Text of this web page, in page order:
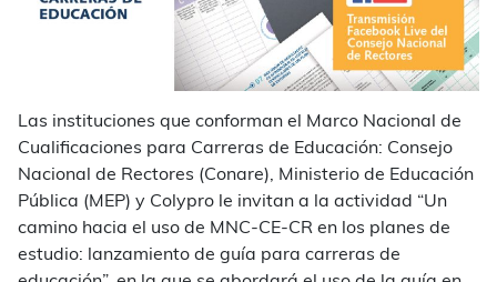
Las instituciones que conforman el Marco Nacional de
Cualificaciones para Carreras de Educación: Consejo
Nacional de Rectores (Conare), Ministerio de Educación
Pública (MEP) y Colypro le invitan a la actividad “Un
camino hacia el uso de MNC-CE-CR en los planes de
estudio: lanzamiento de guía para carreras de